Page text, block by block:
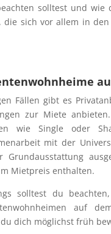
solltest und
sich vor allem in
Fällen gibt es
zur Miete
wie Single oder
mit der
Grundausstattung
Mietpreis enthalten.
solltest du
auf
dich möglichst früh